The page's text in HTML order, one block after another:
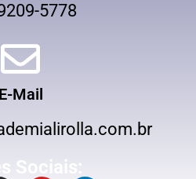
5778
E-Mail
Sociais: